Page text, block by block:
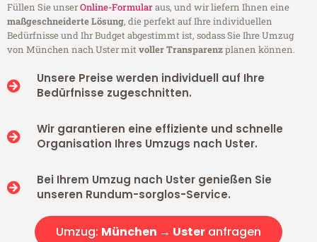
Füllen Sie unserOnline-Formularaus, und wir liefern Ihnen eine
maßgeschneiderte Lösung, die perfekt auf Ihre individuellen
Bedürfnisse und Ihr Budget abgestimmt ist, sodass Sie Ihre Umzug
von München nach Uster mitvoller Transparenzplanen können.
Unsere Preise werden individuell auf Ihre
Bedürfnisse zugeschnitten.
Wir garantieren eine effiziente und schnelle
Organisation Ihres Umzugs nach Uster.
Bei Ihrem Umzug nach Uster genießen Sie
unseren Rundum-sorglos-Service.
Umzug: München → Uster anfragen